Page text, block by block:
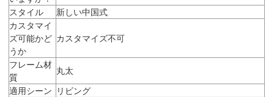
スタイル
新しい中国式
カスタマイ
ズ可能かど
うか
カスタマイズ不可
フレーム材
質
丸太
適用シーン リビング